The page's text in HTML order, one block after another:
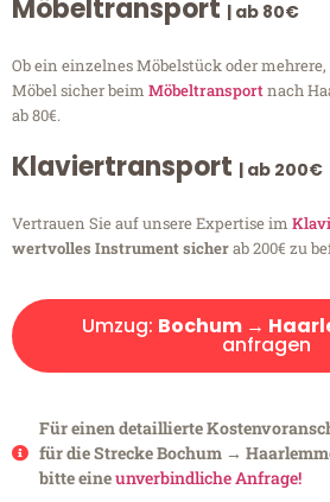
Möbeltransport | ab 80€
Ob ein einzelnes Möbelstück oder
Möbel sicher beim Möbeltransportnach
ab 80€.
Klaviertransport | ab 200€
Vertrauen Sie auf unsere Expertise im
wertvolles Instrument sicherab 200€ zu
Umzug: Bochum →
anfragen
Für einen detaillierte
für die Strecke Bochum →
bitte eineunverbindliche Anfrage!